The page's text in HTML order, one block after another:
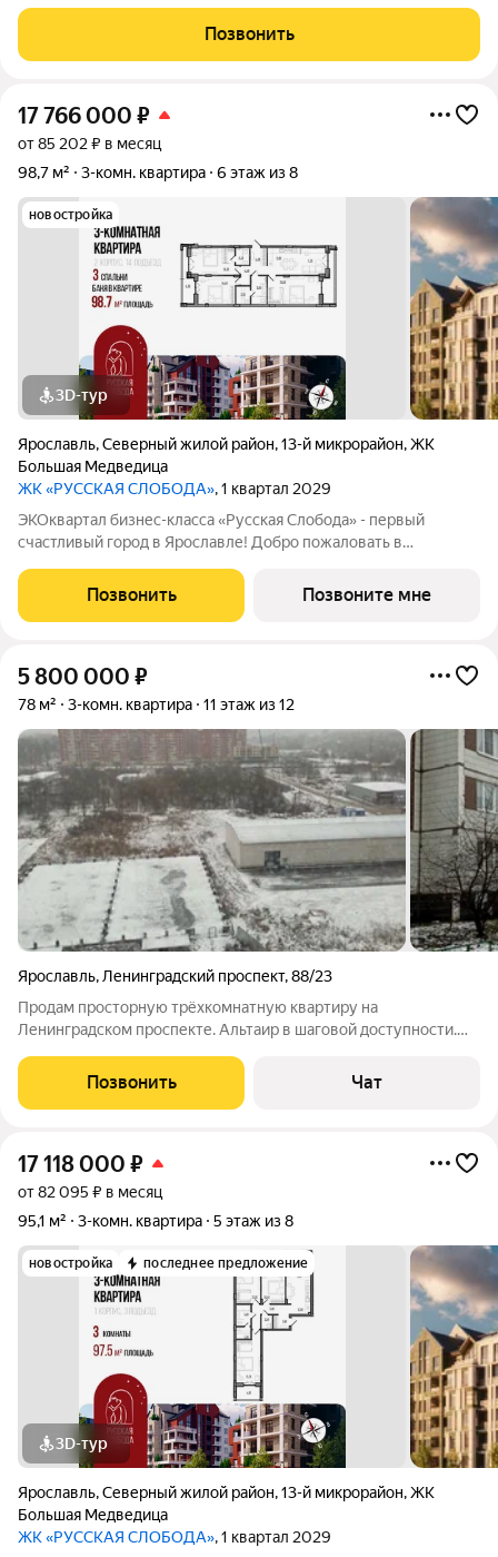
ДОМ СДАН. ПРЕИМУЩЕСТВА КВАРТИРЫ :
Позвонить
17 766 000 ₽
от 85 202 ₽ в месяц
98,7 м²
3-комн. квартира 6 этаж из 8
новостройка
3D-тур
Ярославль,Северный жилой район,13-й микрорайон,ЖК
Большая Медведица
ЖК «РУССКАЯ СЛОБОДА», 1 квартал 2029
ЭКОквартал бизнес-класса «Русская Слобода» - первый
счастливый город в Ярославле! Добро пожаловать в
русской душой ЭКОквартал «Русская Слобода», формирующий
среду нового качества жизни в
Позвонить Позвоните мне
5 800 000 ₽
78 м² 3-комн. квартира 11 этаж из 12
Ярославль, Ленинградский проспект,88/23
Продам просторную трёхкомнатную квартиру на
Ленинградском проспекте. Альтаир в шаговой доступности.
Чисто, тепло. Быстрый выход на сделку
Позвонить Чат
17 118 000 ₽
от 82 095 ₽ в месяц
95,1 м²
3-комн. квартира 5 этаж из 8
новостройка последнее предложение
3D-тур
Ярославль,Северный жилой район,13-й микрорайон,ЖК
Большая Медведица
ЖК «РУССКАЯ СЛОБОДА», 1 квартал 2029